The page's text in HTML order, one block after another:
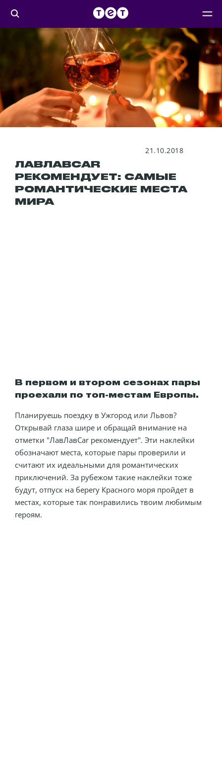
21.10.2018
ЛАВЛАВCAR
РЕКОМЕНДУЕТ: САМЫЕ
РОМАНТИЧЕСКИЕ МЕСТА
МИРА
В первом и втором сезонах пары
проехали по топ-местам Европы.
Планируешь поездку в Ужгород или Львов?
Открывай глаза шире и обращай внимание на
отметки "ЛавЛавCar рекомендует". Эти наклейки
обозначают места, которые пары проверили и
считают их идеальными для романтических
приключений. За рубежом такие наклейки тоже
будут, отпуск на берегу Красного моря пройдет в
местах, которые так понравились твоим любимым
героям.